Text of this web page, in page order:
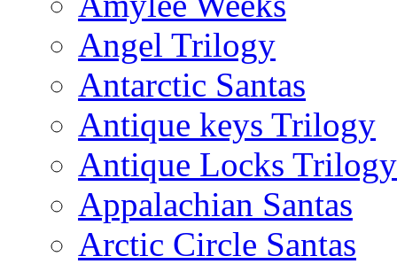
Angel Trilogy
Antarctic Santas
Antique keys Trilogy
Antique Locks Trilogy
Appalachian Santas
Arctic Circle Santas